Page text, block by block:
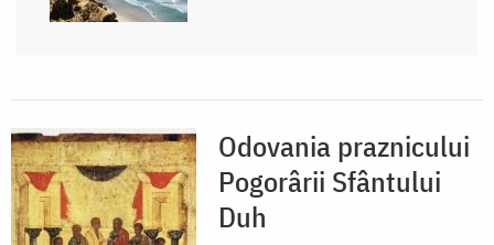
Odovania praznicului
Pogorârii Sfântului
Duh